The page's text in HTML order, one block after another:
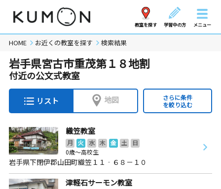
教室を探す 学習中の方 メニュー
HOME お近くの教室を探す 検索結果
岩手県宮古市重茂第１８地割
付近の公文式教室
リスト 地図
さらに条件
を絞り込む
織笠教室
月 火 水 木 金 土
日
0歳～高校生
岩手県下閉伊郡山田町織笠１１‐６８－１０
津軽石サーモン教室